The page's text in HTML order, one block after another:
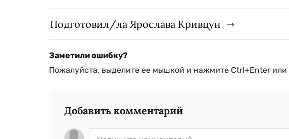
Подготовил/ла Ярослава Кривцун
Заметили ошибку?
Пожалуйста, выделите ее мышкой и нажмите Ctrl+Enter или
Добавить комментарий